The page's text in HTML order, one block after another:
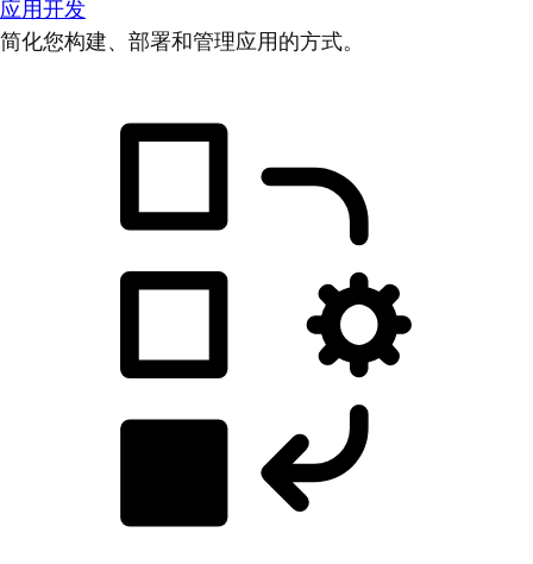
应用开发
简化您构建、部署和管理应用的方式。